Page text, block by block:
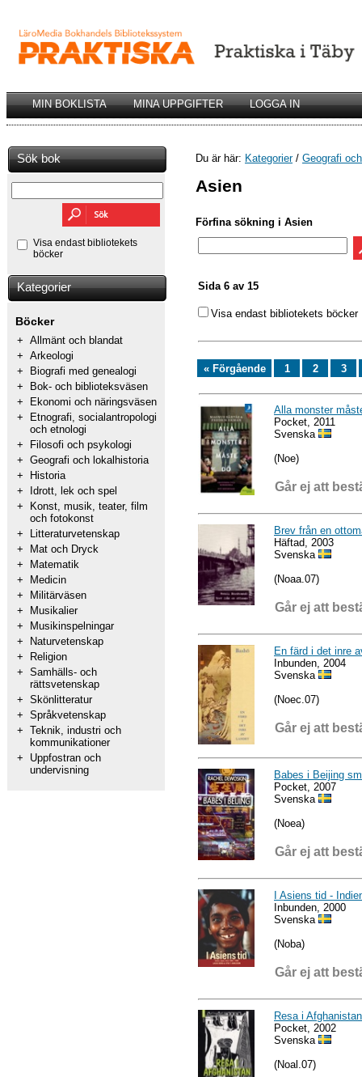
MIN BOKLISTA MINA UPPGIFTER LOGGA IN
Sök bok
Visa endast bibliotekets
böcker
Kategorier
Böcker
+ Allmänt och blandat
+ Arkeologi
+
Biografi med genealogi
+
Bok- och biblioteksväsen
+
Ekonomi och näringsväsen
+
Etnografi, socialantropologi
och etnologi
+
Filosofi och psykologi
+ Geografi och lokalhistoria
+
Historia
+
Idrott, lek och spel
+
Konst, musik, teater, film
och fotokonst
+
Litteraturvetenskap
+
Mat och Dryck
+
Matematik
+
Medicin
+
Militärväsen
+
Musikalier
+
Musikinspelningar
+
Naturvetenskap
+
Religion
+ Samhälls- och
rättsvetenskap
+ Skönlitteratur
+ Språkvetenskap
+ Teknik, industri och
kommunikationer
+
Uppfostran och
undervisning
Du är här: Kategorier/ Geografi
Asien
Förfina sökning i Asien
Sida 6 av 15
Visa endast bibliotekets böcker
« Förgående 1 2 3
Alla monster
Pocket, 2011
Svenska
(Noe)
Går ej att
Brev från en
Häftad, 2003
Svenska
(Noaa.07)
Går ej att
En färd i det inre
Inbunden, 2004
Svenska
(Noec.07)
Går ej att
Babes i Beijing
Pocket, 2007
Svenska
(Noea)
Går ej att
I Asiens tid -
Inbunden, 2000
Svenska
(Noba)
Går ej att
Resa i
Pocket, 2002
Svenska
(Noal.07)